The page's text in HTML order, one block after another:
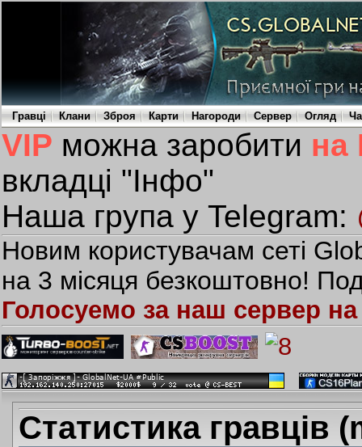
Гравці Клани Зброя Карти Нагороди Сервер Огляд
VIP можна заробити на
вкладці "Інфо"
Наша група у Telegram:
Новим користувачам сеті
на 3 місяця безкоштовно!
Голосуемо за наш сервер на
Статистика гравців